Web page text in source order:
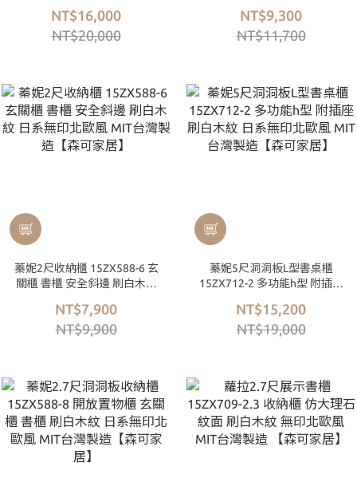
MIT台灣製造【森可家居】
NT$16,000
NT$20,000
灣製造【森可家居】
NT$9,300
NT$11,700
蓁妮2尺收納櫃 15ZX588-6 玄
關櫃 書櫃 安全斜邊 刷白木紋
【森可家居】
NT$7,900
NT$9,900
蓁妮5尺洞洞板L型書桌櫃
15ZX712-2 多功能h型 附插座
MIT台灣製造【森可家居】
NT$15,200
NT$19,000